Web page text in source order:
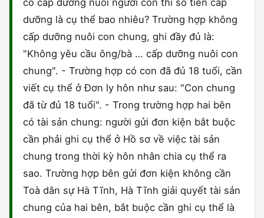
có cấp dưỡng nuôi người con thì số tiền cấp
dưỡng là cụ thể bao nhiêu? Trường hợp không
cấp dưỡng nuôi con chung, ghi đầy đủ là:
"Không yêu cầu ông/bà … cấp dưỡng nuôi con
chung". - Trường hợp có con đã đủ 18 tuổi, cần
viết cụ thể ở Đơn ly hôn như sau: "Con chung
đã từ đủ 18 tuổi". - Trong trường hợp hai bên
có tài sản chung: người gửi đơn kiện bắt buộc
cần phải ghi cụ thể ở Hồ sơ về việc tài sản
chung trong thời kỳ hôn nhân chia cụ thể ra
sao. Trường hợp bên gửi đơn kiện không cần
Toà dân sự Hà Tĩnh, Hà Tĩnh giải quyết tài sản
chung của hai bên, bắt buộc cần ghi cụ thể là